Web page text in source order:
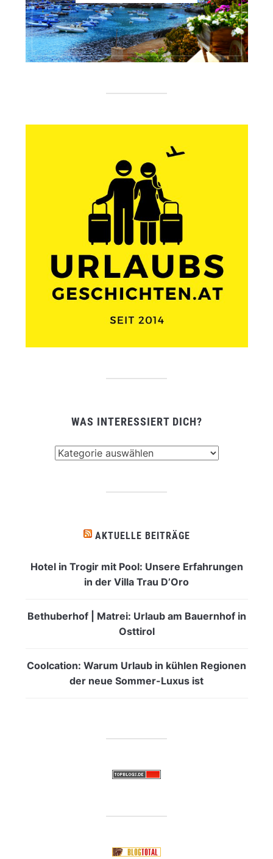
WAS INTERESSIERT DICH?
AKTUELLE BEITRÄGE
Hotel in Trogir mit Pool: Unsere Erfahrungen
in der Villa Trau D’Oro
Bethuberhof | Matrei: Urlaub am Bauernhof in
Osttirol
Coolcation: Warum Urlaub in kühlen Regionen
der neue Sommer-Luxus ist